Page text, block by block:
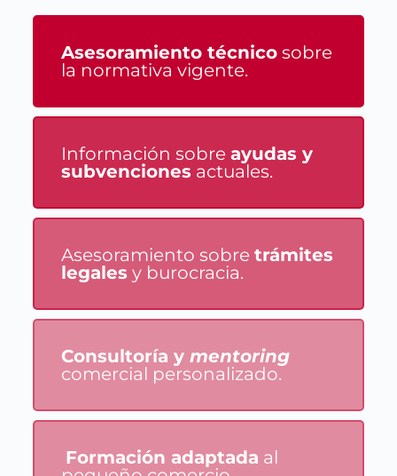
Asesoramiento técnicosobre
la normativa vigente.
Información sobre ayudas y
subvenciones actuales.
Asesoramiento sobre trámites
legales y burocracia.
Consultoría y mentoring
comercial personalizado.
Formación adaptada al